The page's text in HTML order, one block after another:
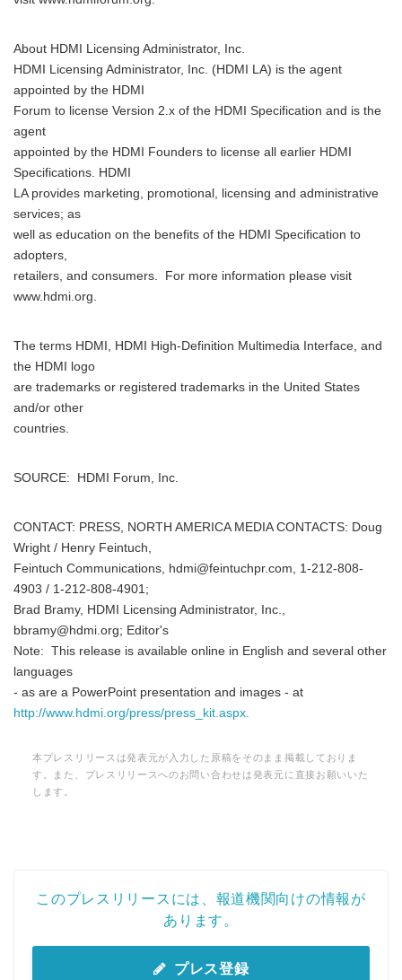
About HDMI Licensing Administrator, Inc.
HDMI Licensing Administrator, Inc. (HDMI LA) is the agent
appointed by the HDMI
Forum to license Version 2.x of the HDMI Specification and is the
agent
appointed by the HDMI Founders to license all earlier HDMI
Specifications. HDMI
LA provides marketing, promotional, licensing and administrative
services; as
well as education on the benefits of the HDMI Specification to
adopters,
retailers, and consumers. For more information please visit
www.hdmi.org.
The terms HDMI, HDMI High-Definition Multimedia Interface, and
the HDMI logo
are trademarks or registered trademarks in the United States
and/or other
countries.
SOURCE: HDMI Forum, Inc.
CONTACT: PRESS, NORTH AMERICA MEDIA CONTACTS: Doug
Wright / Henry Feintuch,
Feintuch Communications, hdmi@feintuchpr.com, 1-212-808-
4903 / 1-212-808-4901;
Brad Bramy, HDMI Licensing Administrator, Inc.,
bbramy@hdmi.org; Editor's
Note: This release is available online in English and several other
languages
- as are a PowerPoint presentation and images - at
http://www.hdmi.org/press/press_kit.aspx.
本プレスリリースは発表元が入力した原稿をそのまま掲載しておりま
す。また、プレスリリースへのお問い合わせは発表元に直接お願いいた
します。
このプレスリリースには、報道機関向けの情報が
あります。
プレス登録
English